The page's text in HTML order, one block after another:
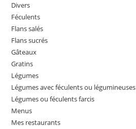
Divers
Féculents
Flans salés
Flans sucrés
Gâteaux
Gratins
Légumes
Légumes avec féculents ou légumineuses
Légumes ou féculents farcis
Menus
Mes restaurants